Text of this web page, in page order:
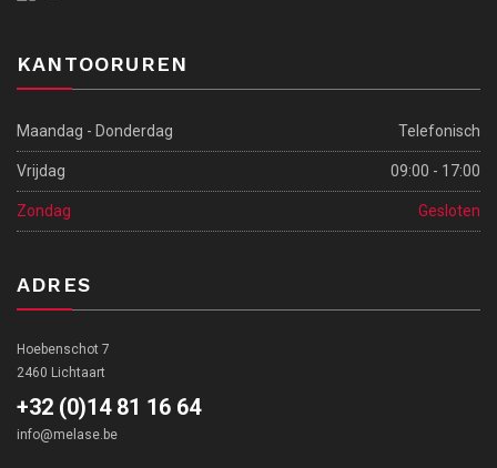
KANTOORUREN
Maandag - Donderdag Telefonisch
Vrijdag 09:00 - 17:00
Zondag Gesloten
ADRES
Hoebenschot 7
2460 Lichtaart
+32 (0)14 81 16 64
info@melase.be